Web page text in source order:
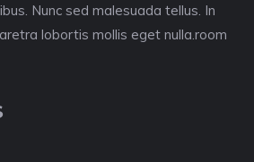
Nunc sed malesuada tellus. In
lobortis mollis eget nulla.room